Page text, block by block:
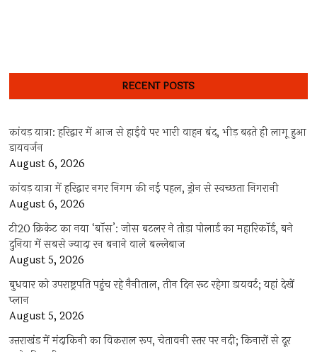
RECENT POSTS
कांवड़ यात्रा: हरिद्वार में आज से हाईवे पर भारी वाहन बंद, भीड़ बढ़ते ही लागू हुआ
डायवर्जन
August 6, 2026
कांवड़ यात्रा में हरिद्वार नगर निगम की नई पहल, ड्रोन से स्वच्छता निगरानी
August 6, 2026
टी20 क्रिकेट का नया ‘बॉस’: जोस बटलर ने तोड़ा पोलार्ड का महारिकॉर्ड, बने
दुनिया में सबसे ज्यादा रन बनाने वाले बल्लेबाज
August 5, 2026
बुधवार को उपराष्ट्रपति पहुंच रहे नैनीताल, तीन दिन रूट रहेगा डायवर्ट; यहां देखें
प्‍लान
August 5, 2026
उत्तराखंड में मंदाकिनी का विकराल रूप, चेतावनी स्तर पर नदी; किनारों से दूर